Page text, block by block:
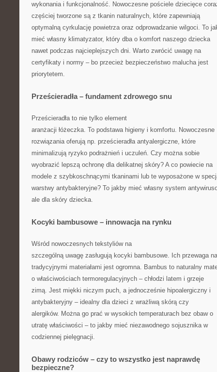
wykonania i funkcjonalność. Nowoczesne pościele dziecięce
częściej tworzone są z tkanin naturalnych, które zapewniają
optymalną cyrkulację powietrza oraz odprowadzanie wilgoci. To
mieć własny klimatyzator, który dba o komfort naszego dziecka
nawet podczas najcieplejszych dni. Warto zwrócić uwagę na
certyfikaty i normy – bo przecież bezpieczeństwo malucha jest
priorytetem.
Prześcieradła – fundament zdrowego snu
Prześcieradła to nie tylko element
aranżacji łóżeczka. To podstawa higieny i komfortu. Nowoczesne
rozwiązania oferują np. prześcieradła antyalergiczne, które
minimalizują ryzyko podrażnień i uczuleń. Czy można sobie
wyobrazić lepszą ochronę dla delikatnej skóry? A co powiecie na
modele z szybkoschnącymi tkaninami lub te wyposażone w
warstwy antybakteryjne? To jakby mieć własny system
ale dla skóry dziecka.
Kocyki bambusowe – innowacja na rynku
Wśród nowoczesnych tekstyliów na
szczególną uwagę zasługują kocyki bambusowe. Ich przewaga
tradycyjnymi materiałami jest ogromna. Bambus to naturalny
o właściwościach termoregulacyjnych – chłodzi latem i grzeje
zimą. Jest miękki niczym puch, a jednocześnie hipoalergiczny i
antybakteryjny – idealny dla dzieci z wrażliwą skórą czy
alergików. Można go prać w wysokich temperaturach bez obaw o
utratę właściwości – to jakby mieć niezawodnego sojusznika w
codziennej pielęgnacji.
Obawy rodziców – czy to wszystko jest naprawdę
bezpieczne?